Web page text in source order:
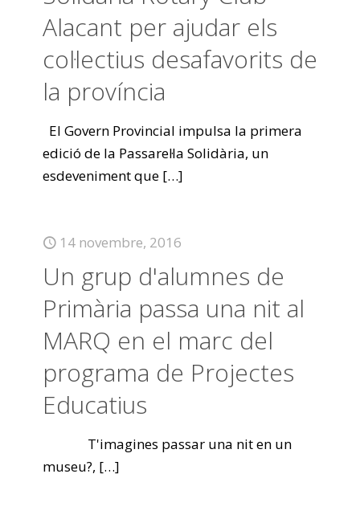
Alacant per ajudar els
col·lectius desafavorits de
la província
El Govern Provincial impulsa la primera
edició de la Passarel·la Solidària, un
esdeveniment que […]
14 novembre, 2016
Un grup d'alumnes de
Primària passa una nit al
MARQ en el marc del
programa de Projectes
Educatius
T'imagines passar una nit en un
museu?, […]